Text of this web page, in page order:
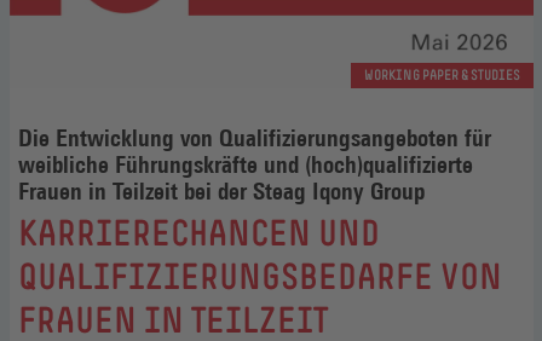
WORKING PAPER & STUDIES
Die Entwicklung von Qualifizierungsangeboten für
weibliche Führungskräfte und (hoch)qualifizierte
Frauen in Teilzeit bei der Steag Iqony Group
:
KARRIERECHANCEN UND
QUALIFIZIERUNGSBEDARFE VON
FRAUEN IN TEILZEIT